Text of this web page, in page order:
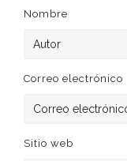
Nombre
Correo electrónico
Sitio web